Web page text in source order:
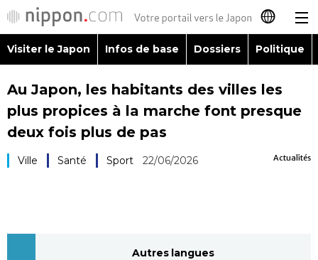
日本語
English
Visiter le Japon
Visiter le Japon Infos de base Dossiers Politique
Au Japon, les habitants des villes les
plus propices à la marche font presque
deux fois plus de pas
Actualités
Ville Santé Sport 22/06/2026
Autres langues